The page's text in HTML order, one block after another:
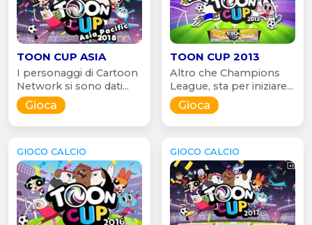
TOON CUP ASIA
I personaggi di Cartoon
Network si sono dati...
Gioca
TOON CUP 2013
Altro che Champions
League, sta per iniziare...
Gioca
GIOCO CALCIO GIOCO CALCIO